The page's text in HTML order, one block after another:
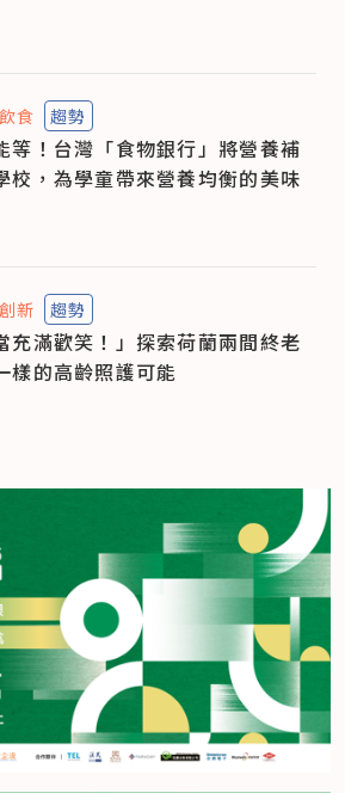
食 趨勢
等！台灣「食物銀行」將營養補
校，為學童帶來營養均衡的美味
新 趨勢
充滿歡笑！」探索荷蘭兩間終老
樣的高齡照護可能